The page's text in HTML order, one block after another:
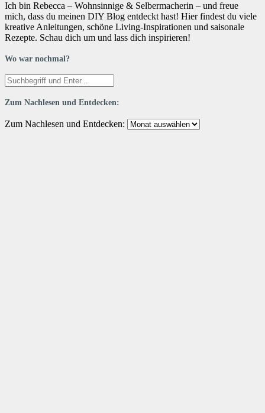
Ich bin Rebecca – Wohnsinnige & Selbermacherin – und freue
mich, dass du meinen DIY Blog entdeckt hast! Hier findest du viele
kreative Anleitungen, schöne Living-Inspirationen und saisonale
Rezepte. Schau dich um und lass dich inspirieren!
Wo war nochmal?
Zum Nachlesen und Entdecken:
Zum Nachlesen und Entdecken: